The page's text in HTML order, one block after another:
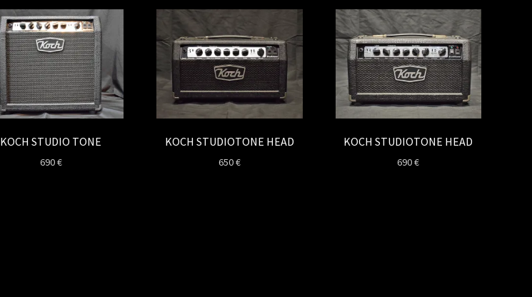
KOCH STUDIO TONE
690€
KOCH STUDIOTONE HEAD
650€
KOCH STUDIOTONE HEAD
690€